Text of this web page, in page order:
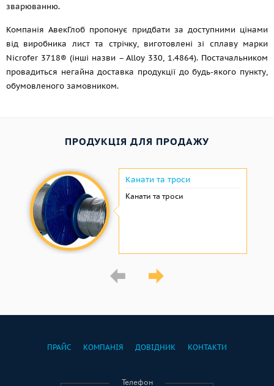
зварюванню.
Компанія АвекГлоб пропонує придбати за доступними цінами
від виробника лист та стрічку, виготовлені зі сплаву марки
Nicrofer 3718® (інші назви – Alloy 330, 1.4864). Постачальником
провадиться негайна доставка продукції до будь-якого пункту,
обумовленого замовником.
ПРОДУКЦІЯ ДЛЯ ПРОДАЖУ
Канати та троси
Канати та троси
ПРАЙС КОМПАНІЯ ДОВІДНИК КОНТАКТИ
Телефон